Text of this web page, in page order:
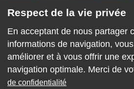
Respect de la vie privée
En acceptant de nous partager
informations de navigation,
améliorer et à vous offrir une
navigation optimale. Merci de
de confidentialité